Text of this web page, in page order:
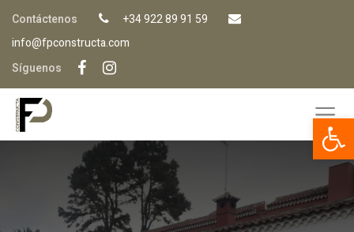
Contáctenos
+34 922 89 91 59
info@fpconstructa.com
Síguenos